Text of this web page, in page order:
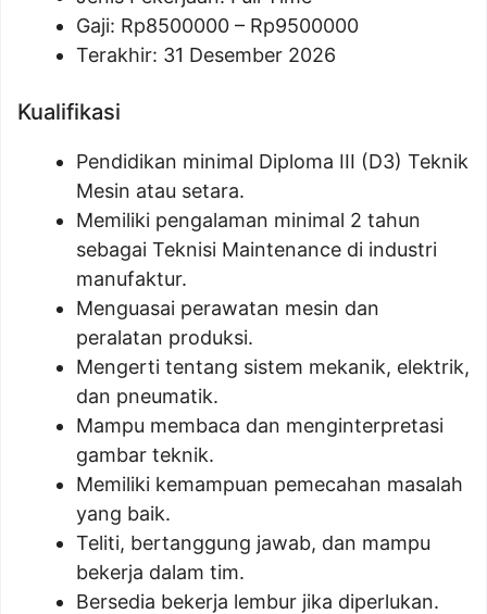
Gaji: Rp8500000 – Rp9500000
Terakhir: 31 Desember 2026
Kualifikasi
Pendidikan minimal Diploma III (D3) Teknik
Mesin atau setara.
Memiliki pengalaman minimal 2 tahun
sebagai Teknisi Maintenance di industri
manufaktur.
Menguasai perawatan mesin dan
peralatan produksi.
Mengerti tentang sistem mekanik, elektrik,
dan pneumatik.
Mampu membaca dan menginterpretasi
gambar teknik.
Memiliki kemampuan pemecahan masalah
yang baik.
Teliti, bertanggung jawab, dan mampu
bekerja dalam tim.
Bersedia bekerja lembur jika diperlukan.